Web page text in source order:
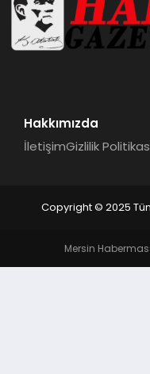
Hakkımızda
İletişimGizlilik
Copyright © 2025
Mersin Haber